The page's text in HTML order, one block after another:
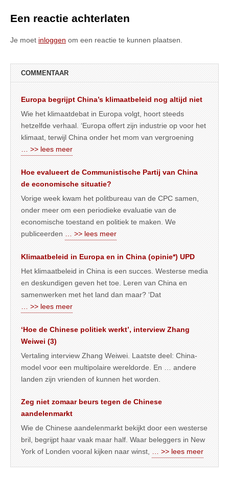
Een reactie achterlaten
Je moet inloggen om een reactie te kunnen plaatsen.
COMMENTAAR
Europa begrijpt China’s klimaatbeleid nog altijd niet
Wie het klimaatdebat in Europa volgt, hoort steeds
hetzelfde verhaal. ‘Europa offert zijn industrie op voor het
klimaat, terwijl China onder het mom van vergroening
… >> lees meer
Hoe evalueert de Communistische Partij van China
de economische situatie?
Vorige week kwam het politbureau van de CPC samen,
onder meer om een periodieke evaluatie van de
economische toestand en politiek te maken. We
publiceerden
… >> lees meer
Klimaatbeleid in Europa en in China (opinie*) UPD
Het klimaatbeleid in China is een succes. Westerse media
en deskundigen geven het toe. Leren van China en
samenwerken met het land dan maar? ‘Dat
… >> lees meer
‘Hoe de Chinese politiek werkt’, interview Zhang
Weiwei (3)
Vertaling interview Zhang Weiwei. Laatste deel: China-
model voor een multipolaire wereldorde. En … andere
landen zijn vrienden of kunnen het worden.
Zeg niet zomaar beurs tegen de Chinese
aandelenmarkt
Wie de Chinese aandelenmarkt bekijkt door een westerse
bril, begrijpt haar vaak maar half. Waar beleggers in New
York of Londen vooral kijken naar winst,
… >> lees meer